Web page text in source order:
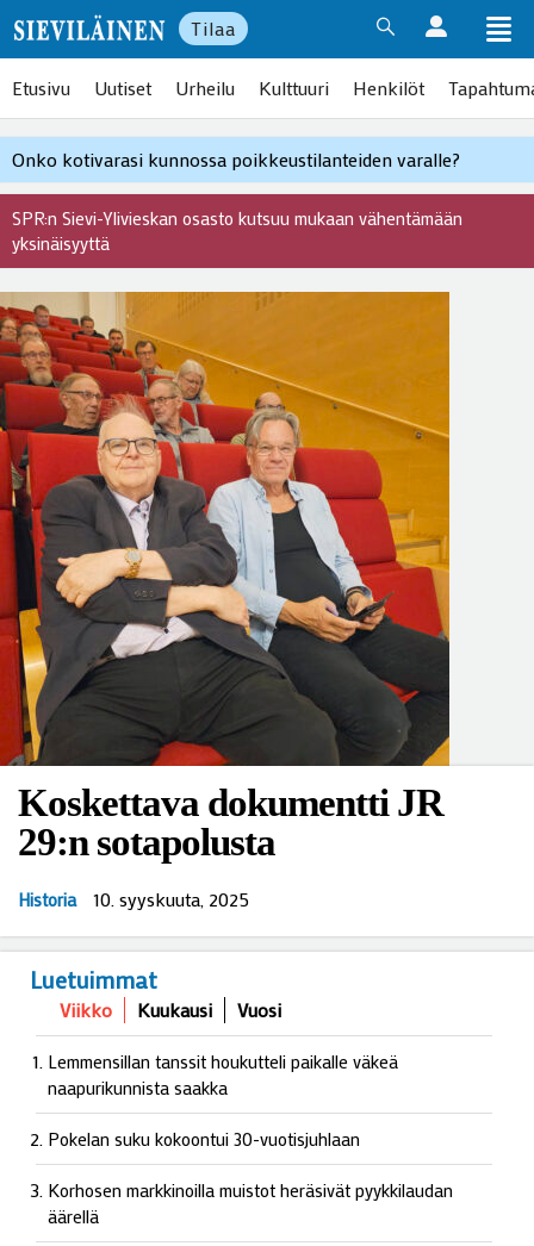
Tilaa
Etusivu Uutiset Urheilu Kulttuuri Henkilöt
Onko kotivarasi kunnossa poikkeustilanteiden varalle?
SPR:n Sievi-Ylivieskan osasto kutsuu mukaan vähentämään
yksinäisyyttä
Koskettava dokumentti JR
29:n sotapolusta
Historia 10. syyskuuta, 2025
Luetuimmat
Viikko Kuukausi Vuosi
Lemmensillan tanssit houkutteli paikalle väkeä
naapurikunnista saakka
Pokelan suku kokoontui 30-vuotisjuhlaan
Korhosen markkinoilla muistot heräsivät pyykkilaudan
äärellä